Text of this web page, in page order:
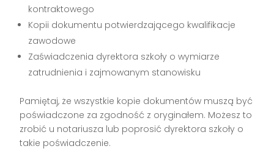
kontraktowego
Kopii dokumentu potwierdzającego kwalifikacje
zawodowe
Zaświadczenia dyrektora szkoły o wymiarze
zatrudnienia i zajmowanym stanowisku
Pamiętaj, że wszystkie kopie dokumentów muszą być
poświadczone za zgodność z oryginałem. Możesz to
zrobić u notariusza lub poprosić dyrektora szkoły o
takie poświadczenie.